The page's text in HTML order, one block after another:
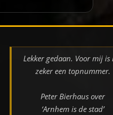
Lekker gedaan. Voor mij is
zeker een topnummer.
Peter Bierhaus over
‘Arnhem is de stad’